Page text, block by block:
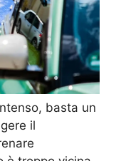
basta un
il